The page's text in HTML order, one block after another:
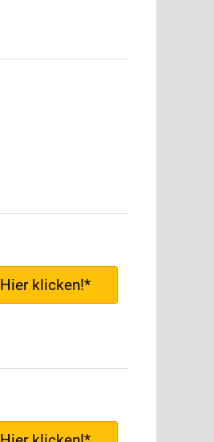
Hier klicken!*